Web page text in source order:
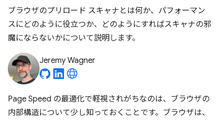
ブラウザのプリロード スキャナとは何か、パフォーマン
スにどのように役立つか、どのようにすればスキャナの邪
魔にならないかについて説明します。
Jeremy Wagner
Page Speed の最適化で軽視されがちなのは、ブラウザの
内部構造について少し知っておくことです。ブラウザは、